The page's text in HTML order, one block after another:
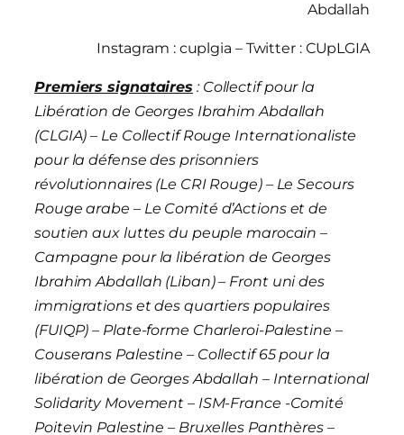
Abdallah
Instagram : cuplgia – Twitter : CUpLGIA
Premiers signataires : Collectif pour la
Libération de Georges Ibrahim Abdallah
(CLGIA) – Le Collectif Rouge Internationaliste
pour la défense des prisonniers
révolutionnaires (Le CRI Rouge) – Le Secours
Rouge arabe – Le Comité d’Actions et de
soutien aux luttes du peuple marocain –
Campagne pour la libération de Georges
Ibrahim Abdallah (Liban) – Front uni des
immigrations et des quartiers populaires
(FUIQP) – Plate-forme Charleroi-Palestine –
Couserans Palestine – Collectif 65 pour la
libération de Georges Abdallah – International
Solidarity Movement – ISM-France -Comité
Poitevin Palestine – Bruxelles Panthères –